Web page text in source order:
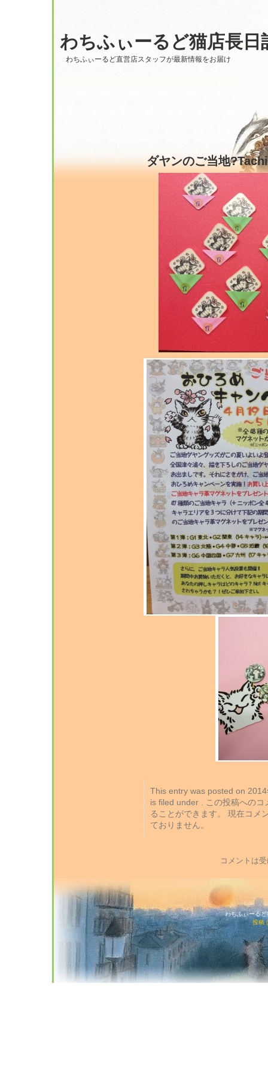
わちふぃーるど猫店長日
わちふぃーるど直営店スタッフが最新情報をお届け
ダヤンのご当地
This entry was posted on
is filed under . この投稿への
ることができます。 現在コメ
ておりません。
コメントは
わちふぃーる
投稿